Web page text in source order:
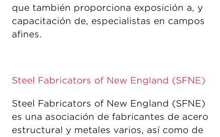
que también proporciona exposición a, y
capacitación de, especialistas en campos
afines.
Steel Fabricators of New England (SFNE)
Steel Fabricators of New England (SFNE)
es una asociación de fabricantes de acero
estructural y metales varios, así como de